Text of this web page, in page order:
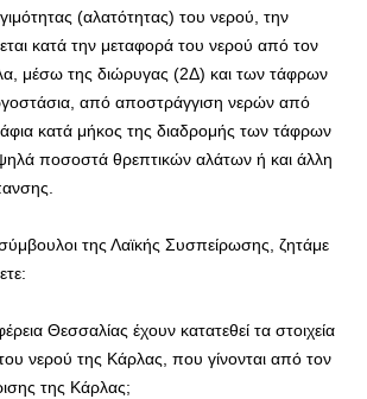
(αλατότητας) του νερού, την
κατά την μεταφορά του νερού από τον
μέσω της διώρυγας (2Δ) και των τάφρων
από αποστράγγιση νερών από
κατά μήκος της διαδρομής των τάφρων
ποσοστά θρεπτικών αλάτων ή και άλλη
σύμβουλοι της Λαϊκής Συσπείρωσης, ζητάμε
Θεσσαλίας έχουν κατατεθεί τα στοιχεία
νερού της Κάρλας, που γίνονται από τον
της Κάρλας;